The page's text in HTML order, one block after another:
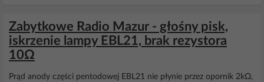
Zabytkowe Radio Mazur - głośny pisk,
iskrzenie lampy EBL21, brak rezystora
10Ω
Prąd anody części pentodowej EBL21 nie płynie przez opornik 2kΩ,